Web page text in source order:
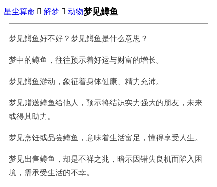
星尘算命  解梦  动物梦见鳟鱼
梦见鳟鱼好不好？梦见鳟鱼是什么意思？
梦中的鳟鱼，往往预示着好运与财富的增长。
梦见鳟鱼游动，象征着身体健康、精力充沛。
梦见赠送鳟鱼给他人，预示将结识实力强大的朋友，未来
或得其助力。
梦见烹饪或品尝鳟鱼，意味着生活富足，懂得享受人生。
梦见出售鳟鱼，却是不祥之兆，暗示因错失良机而陷入困
境，需承受生活的不幸。